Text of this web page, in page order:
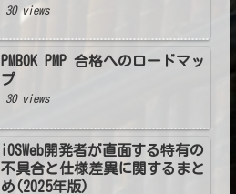
30 views
PMBOK PMP 合格へのロードマッ
プ
30 views
iOSWeb開発者が直面する特有の
不具合と仕様差異に関するまと
め(2025年版)